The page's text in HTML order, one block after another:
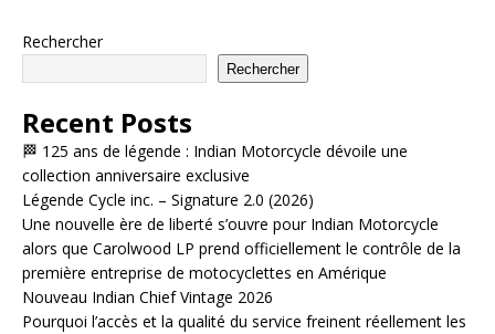
Rechercher
Rechercher
Recent Posts
🏁 125 ans de légende : Indian Motorcycle dévoile une
collection anniversaire exclusive
Légende Cycle inc. – Signature 2.0 (2026)
Une nouvelle ère de liberté s’ouvre pour Indian Motorcycle
alors que Carolwood LP prend officiellement le contrôle de la
première entreprise de motocyclettes en Amérique
Nouveau Indian Chief Vintage 2026
Pourquoi l’accès et la qualité du service freinent réellement les